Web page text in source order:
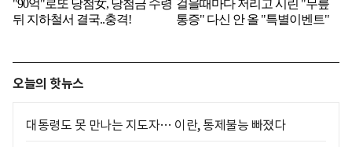
오늘의 핫뉴스
대통령도 못 만나는 지도자… 이란, 통제불능 빠졌다